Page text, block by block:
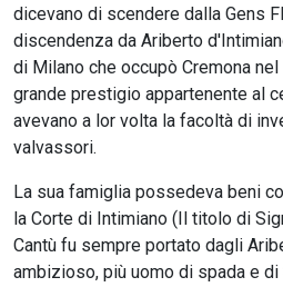
dicevano di scendere dalla Gens
discendenza da Ariberto
di Milano che occupò Cremona
grande prestigio appartenente al
avevano a lor volta la facoltà di
valvassori.
La sua famiglia possedeva beni
la Corte di Intimiano (Il titolo di
Cantù fu sempre portato dagli
ambizioso, più uomo di spada e